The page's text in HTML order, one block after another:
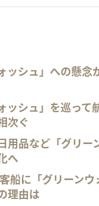
ッシュ」への懸念
ッシュ」を巡って
次ぐ
用品など「グリー
へ
船に「グリーンウ
理由は